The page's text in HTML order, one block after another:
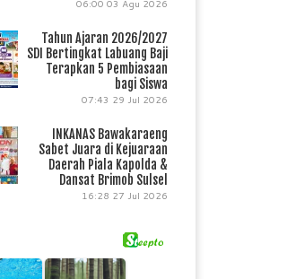
06:00 03 Agu 2026
Tahun Ajaran 2026/2027
SDI Bertingkat Labuang Baji
Terapkan 5 Pembiasaan
bagi Siswa
07:43 29 Jul 2026
INKANAS Bawakaraeng
Sabet Juara di Kejuaraan
Daerah Piala Kapolda &
Dansat Brimob Sulsel
16:28 27 Jul 2026